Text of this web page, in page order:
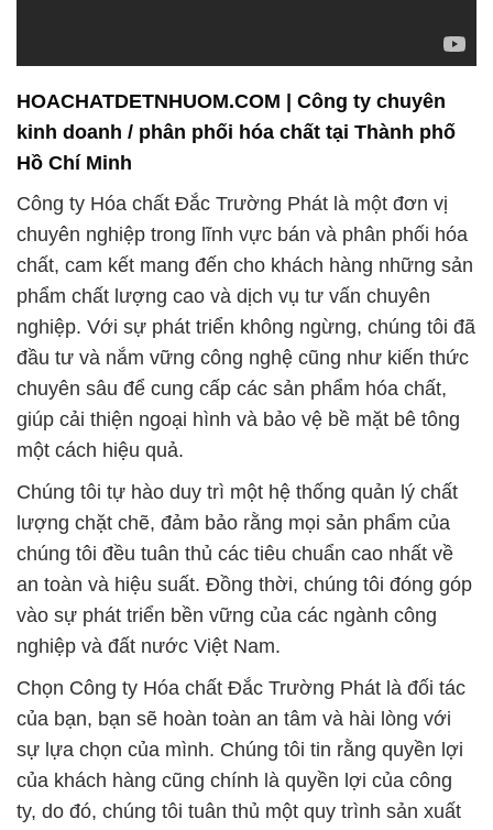
HOACHATDETNHUOM.COM | Công ty chuyên
kinh doanh / phân phối hóa chất tại Thành phố
Hồ Chí Minh
Công ty Hóa chất Đắc Trường Phát là một đơn vị
chuyên nghiệp trong lĩnh vực bán và phân phối hóa
chất, cam kết mang đến cho khách hàng những sản
phẩm chất lượng cao và dịch vụ tư vấn chuyên
nghiệp. Với sự phát triển không ngừng, chúng tôi đã
đầu tư và nắm vững công nghệ cũng như kiến thức
chuyên sâu để cung cấp các sản phẩm hóa chất,
giúp cải thiện ngoại hình và bảo vệ bề mặt bê tông
một cách hiệu quả.
Chúng tôi tự hào duy trì một hệ thống quản lý chất
lượng chặt chẽ, đảm bảo rằng mọi sản phẩm của
chúng tôi đều tuân thủ các tiêu chuẩn cao nhất về
an toàn và hiệu suất. Đồng thời, chúng tôi đóng góp
vào sự phát triển bền vững của các ngành công
nghiệp và đất nước Việt Nam.
Chọn Công ty Hóa chất Đắc Trường Phát là đối tác
của bạn, bạn sẽ hoàn toàn an tâm và hài lòng với
sự lựa chọn của mình. Chúng tôi tin rằng quyền lợi
của khách hàng cũng chính là quyền lợi của công
ty, do đó, chúng tôi tuân thủ một quy trình sản xuất